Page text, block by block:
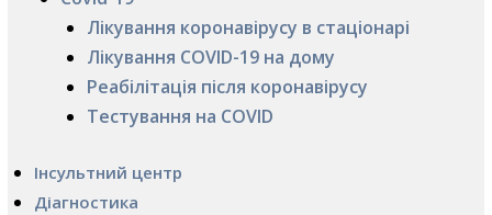
Лікування коронавірусу в стаціонарі
Лікування COVID-19 на дому
Реабілітація після коронавірусу
Тестування на COVID
Інсультний центр
Діагностика